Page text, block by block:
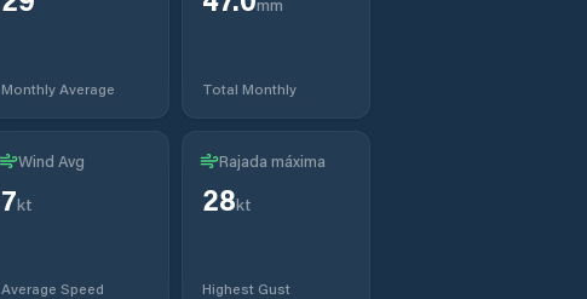
Monthly Average Total Monthly
Wind Avg
7kt
Average Speed
Rajada máxima
28kt
Highest Gust